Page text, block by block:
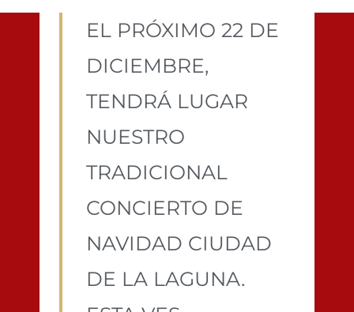
EL PRÓXIMO 22 DE
DICIEMBRE,
TENDRÁ LUGAR
NUESTRO
TRADICIONAL
CONCIERTO DE
NAVIDAD CIUDAD
DE LA LAGUNA.